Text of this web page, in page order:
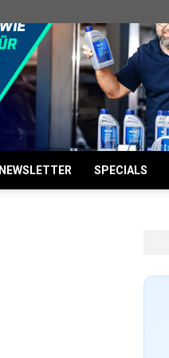
NEWSLETTER SPECIALS